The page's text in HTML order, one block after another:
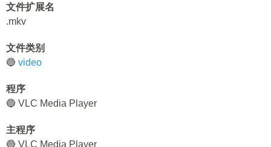
文件扩展名
.mkv
文件类别
🔵 video
程序
🔵 VLC Media Player
主程序
🔵 VLC Media Player